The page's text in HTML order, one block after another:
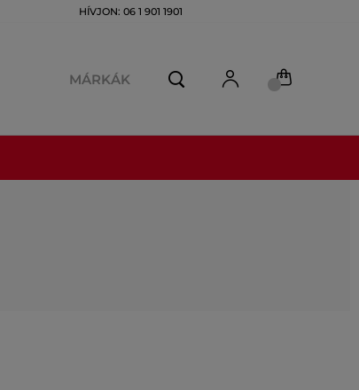
HÍVJON: 06 1 901 1901
MÁRKÁK